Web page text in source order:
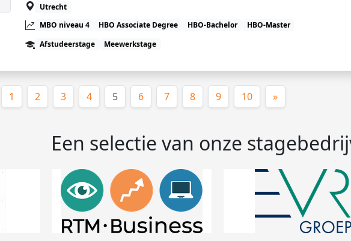
Utrecht
MBO niveau 4
HBO Associate Degree HBO-Bachelor
HBO-Master
Afstudeerstage
Meewerkstage
1 2 3 4 5(huidige)
6 7 8 9 10 »
Een selectie van onze